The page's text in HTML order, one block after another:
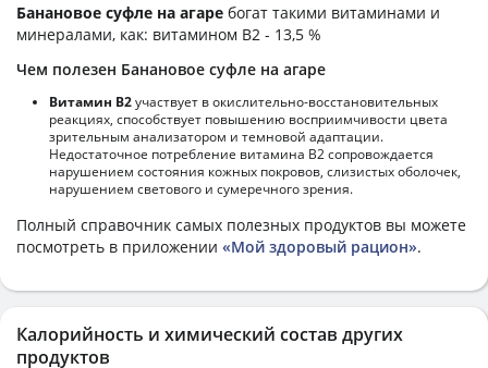
Банановое суфле на агаре богат такими витаминами и
минералами, как: витамином B2 - 13,5 %
Чем полезен Банановое суфле на агаре
Витамин В2участвует в окислительно-восстановительных
реакциях, способствует повышению восприимчивости цвета
зрительным анализатором и темновой адаптации.
Недостаточное потребление витамина В2 сопровождается
нарушением состояния кожных покровов, слизистых оболочек,
нарушением светового и сумеречного зрения.
Полный справочник самых полезных продуктов вы можете
посмотреть в приложении «Мой здоровый рацион».
Калорийность и химический состав других
продуктов